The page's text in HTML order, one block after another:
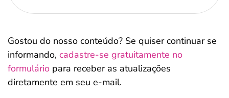
Gostou do nosso conteúdo? Se quiser continuar se
informando, cadastre-se gratuitamente no
formulário para receber as atualizações
diretamente em seu e-mail.